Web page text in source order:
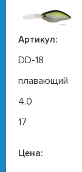
Артикул:
DD-18
плавающий
4.0
17
Цена: